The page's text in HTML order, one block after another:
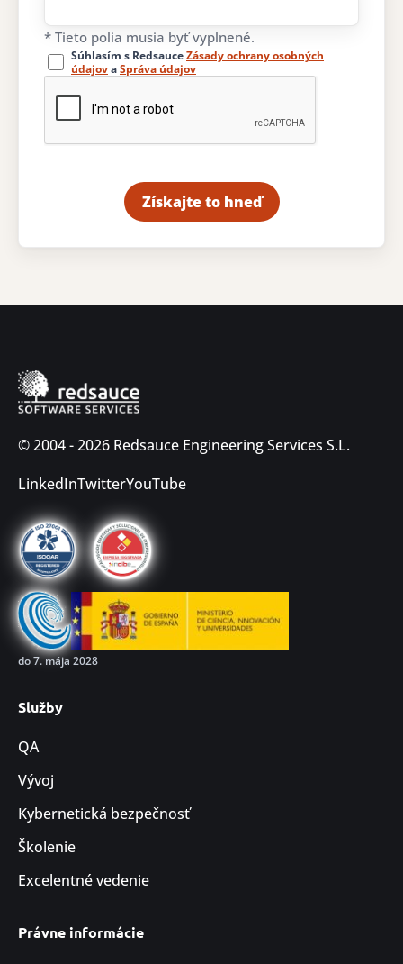
* Tieto polia musia byť vyplnené.
Súhlasím s RedsauceZásady ochrany osobných
údajovaSpráva údajov
Získajte to hneď
© 2004 - 2026 Redsauce Engineering Services S.L.
LinkedInTwitterYouTube
do 7. mája 2028
Služby
QA
Vývoj
Kybernetická bezpečnosť
Školenie
Excelentné vedenie
Právne informácie